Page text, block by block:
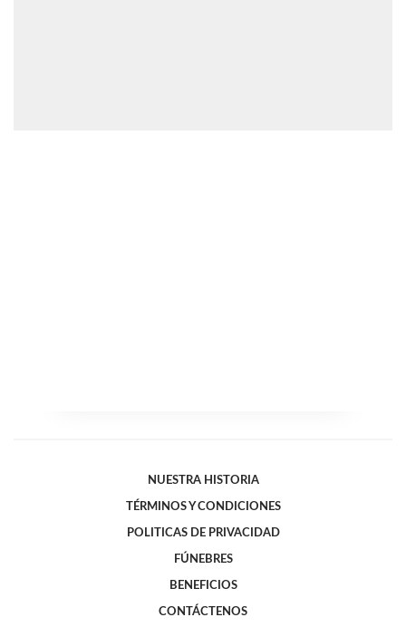
NUESTRA HISTORIA
TÉRMINOS Y CONDICIONES
POLITICAS DE PRIVACIDAD
FÚNEBRES
BENEFICIOS
CONTÁCTENOS